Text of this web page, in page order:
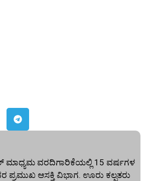
ವರದಿಗಾರಿಕೆಯಲ್ಲಿ 15 ವರ್ಷಗಳ
ಆಸಕ್ತಿ ವಿಭಾಗ. ಊರು ಕಲ್ಪತರು